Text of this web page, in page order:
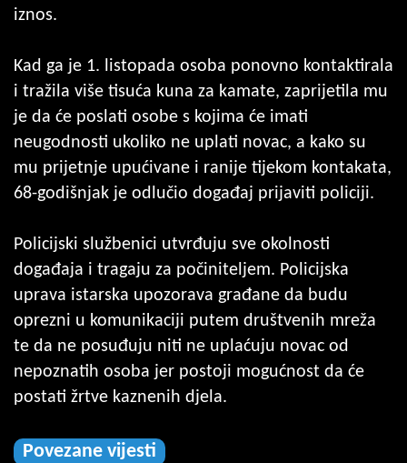
iznos.
Kad ga je 1. listopada osoba ponovno kontaktirala
i tražila više tisuća kuna za kamate, zaprijetila mu
je da će poslati osobe s kojima će imati
neugodnosti ukoliko ne uplati novac, a kako su
mu prijetnje upućivane i ranije tijekom kontakata,
68-godišnjak je odlučio događaj prijaviti policiji.
Policijski službenici utvrđuju sve okolnosti
događaja i tragaju za počiniteljem. Policijska
uprava istarska upozorava građane da budu
oprezni u komunikaciji putem društvenih mreža
te da ne posuđuju niti ne uplaćuju novac od
nepoznatih osoba jer postoji mogućnost da će
postati žrtve kaznenih djela.
Povezane vijesti